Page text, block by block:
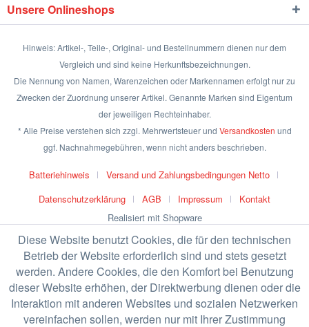
Unsere Onlineshops
Hinweis: Artikel-, Teile-, Original- und Bestellnummern dienen nur dem
Vergleich und sind keine Herkunftsbezeichnungen.
Die Nennung von Namen, Warenzeichen oder Markennamen erfolgt nur zu
Zwecken der Zuordnung unserer Artikel. Genannte Marken sind Eigentum
der jeweiligen Rechteinhaber.
* Alle Preise verstehen sich zzgl. Mehrwertsteuer und Versandkosten und
ggf. Nachnahmegebühren, wenn nicht anders beschrieben.
Batteriehinweis
Versand und Zahlungsbedingungen Netto
Datenschutzerklärung
AGB Impressum
Kontakt
Realisiert mit Shopware
Diese Website benutzt Cookies, die für den technischen
Betrieb der Website erforderlich sind und stets gesetzt
werden. Andere Cookies, die den Komfort bei Benutzung
dieser Website erhöhen, der Direktwerbung dienen oder die
Interaktion mit anderen Websites und sozialen Netzwerken
vereinfachen sollen, werden nur mit Ihrer Zustimmung